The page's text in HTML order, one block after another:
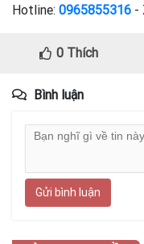
Hotline: 0965855316 -
0Thích
Bình luận
Gửi bình luận